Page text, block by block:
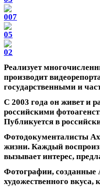
Реализует
производит
государственными и
С 2003 года он живет и
российскими
Публикуется в
Фотодокументалисты
жизни. Каждый
вызывает интерес,
Фотографии, созданные
художественного вкуса,